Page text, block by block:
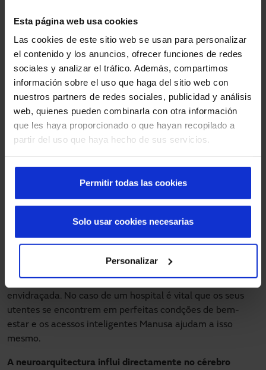
Esta página web usa cookies
Las cookies de este sitio web se usan para personalizar
el contenido y los anuncios, ofrecer funciones de redes
sociales y analizar el tráfico. Además, compartimos
información sobre el uso que haga del sitio web con
nuestros partners de redes sociales, publicidad y análisis
web, quienes pueden combinarla con otra información
que les haya proporcionado o que hayan recopilado a
partir del uso que haya hecho de sus servicios.
Permitir todas las cookies
Personalizar
Solo usar cookies necesarias
Portas Automáticas
As portas automáticas Manusa proporcionam uma
rápida
abertura
de forma a permitir a pasagem e podem ser
integradas em qualquier espaço como mais um elemento
do imóvel que permite passar a luz natural procedente do
exterior, ao contar com
folhas de vidro transparentes
Graças à equipa de profissionais que desenham, fabricam
e instalam estes elementos em todo o tipo de edifícios,
inteligentes ideais?
Portas automáticas de correr, tanto as standard,
também podemos incluir asportas automáticas
envidraçada. No caso de um hospital é vital que os seus
utentes se encontrem em perfeitas condções de bem-
estar e os acessos inteligentes Manusa ajudam a isso
mesmo.
A neuroarquitectura influi directamente no cérebro